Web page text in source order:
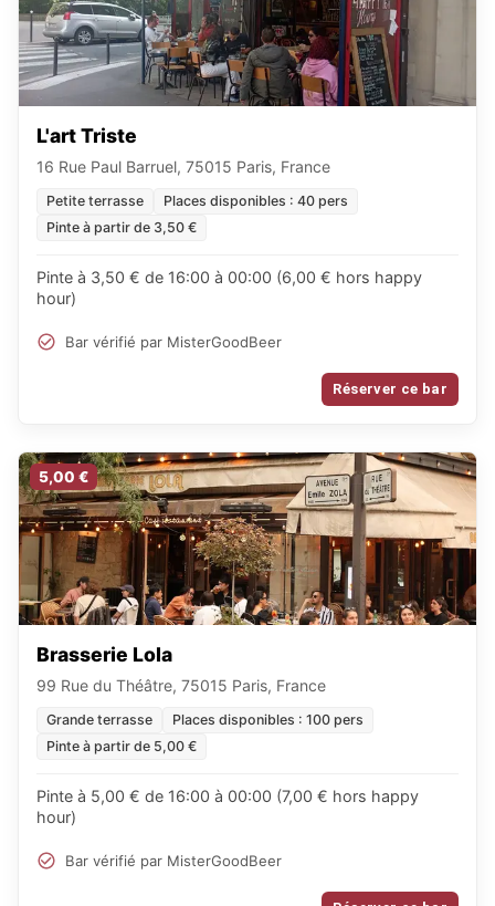
L'art Triste
16 Rue Paul Barruel, 75015 Paris, France
Petite terrasse
Places disponibles : 40 pers
Pinte à partir de 3,50 €
Pinte à 3,50 € de 16:00 à 00:00 (6,00 € hors happy
hour)
Bar vérifié par MisterGoodBeer
Réserver ce bar
5,00 €
Brasserie Lola
99 Rue du Théâtre, 75015 Paris, France
Grande terrasse
Places disponibles : 100 pers
Pinte à partir de 5,00 €
Pinte à 5,00 € de 16:00 à 00:00 (7,00 € hors happy
hour)
Bar vérifié par MisterGoodBeer